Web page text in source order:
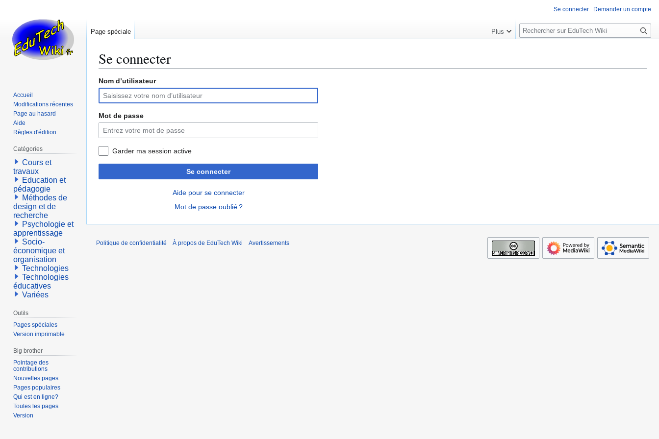
Se connecter
Aller
la
navigation
Aller
la
recherche
Nom d’utilisateur
Mot de passe
Garder ma session active
Se connecter
Aide pour se connecter
Mot de passe oublié ?
Se connecter Demander un compte
Page spéciale Plus
R
e
e
Accueil
Modifications récentes
Page au hasard
Aide
Règles d'édition
Catégories
Cours et
travaux
Education et
pédagogie
Méthodes de
design et de
recherche
Psychologie et
apprentissage
Socio-
économique et
organisation
Technologies
Technologies
éducatives
Variées
Outils
Pages spéciales
Version imprimable
Big brother
Pointage des
contributions
Nouvelles pages
Pages populaires
Qui est en ligne?
Toutes les pages
Version
Politique de confidentialité À propos de EduTech Wiki Avertissements